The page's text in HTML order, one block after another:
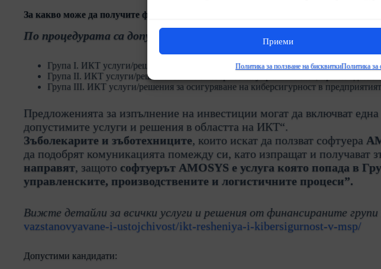
Приеми
Политика за ползване на бисквиткиПолитика
За какво може да получите финансиране?
По процедурата са допустими услуги и решения от три групи:
Група I. ИКТ услуги/решения за дигитален маркетинг, платформи, уебсайтове и
Група II. ИКТ услуги/решения за оптимизиране на управленските,
Група III. ИКТ услуги/решения за осигуряване на киберсигурност в
Предложенията за изпълнение на инвестиции могат да включват
допустимите услуги и решения в областта на ИКТ“.
Зъболекарите и зъботехниците, които искат да ползват софтуера
да подобрят комуникацията помежду си, като изпращат и получават
направят, защото софтуерът AMOSYS е услуга която попада в
управленските, производствените и логистичните процеси”.
Вижте детайли за всички услуги и решения от финансираните групи
vazstanovyavane-i-ustojchivost/ikt-resheniya-i-kibersigurnost-v-msp/
Допустими кандидати: